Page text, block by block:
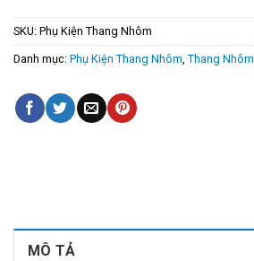
SKU: Phụ Kiện Thang Nhôm
Danh mục: Phụ Kiện Thang Nhôm, Thang Nhôm
MÔ TẢ